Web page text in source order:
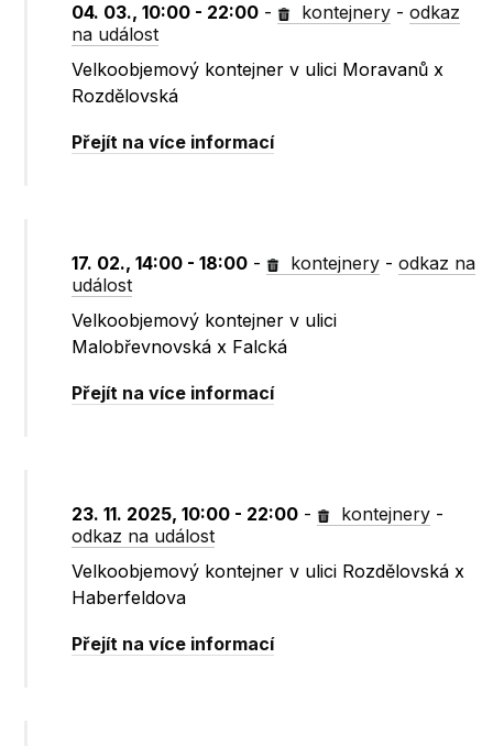
04. 03., 10:00 - 22:00 - kontejnery -odkaz
na událost
Velkoobjemový kontejner v ulici Moravanů x
Rozdělovská
Přejít na více informací
17. 02., 14:00 - 18:00 - kontejnery -odkaz na
událost
Velkoobjemový kontejner v ulici
Malobřevnovská x Falcká
Přejít na více informací
23. 11. 2025, 10:00 - 22:00 - kontejnery -
odkaz na událost
Velkoobjemový kontejner v ulici Rozdělovská x
Haberfeldova
Přejít na více informací